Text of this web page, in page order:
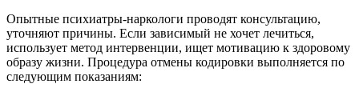
Опытные психиатры-наркологи проводят консультацию,
уточняют причины. Если зависимый не хочет лечиться,
использует метод интервенции, ищет мотивацию к здоровому
образу жизни. Процедура отмены кодировки выполняется по
следующим показаниям: